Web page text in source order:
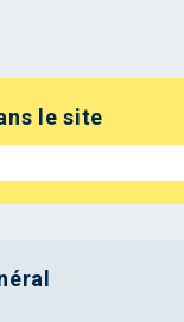
le site